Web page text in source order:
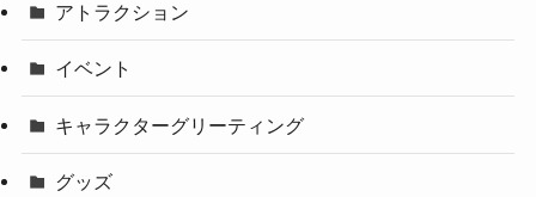
アトラクション
イベント
キャラクターグリーティング
グッズ